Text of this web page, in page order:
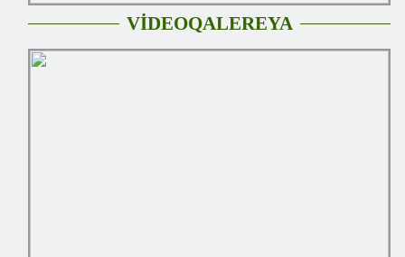
VİDEOQALEREYA